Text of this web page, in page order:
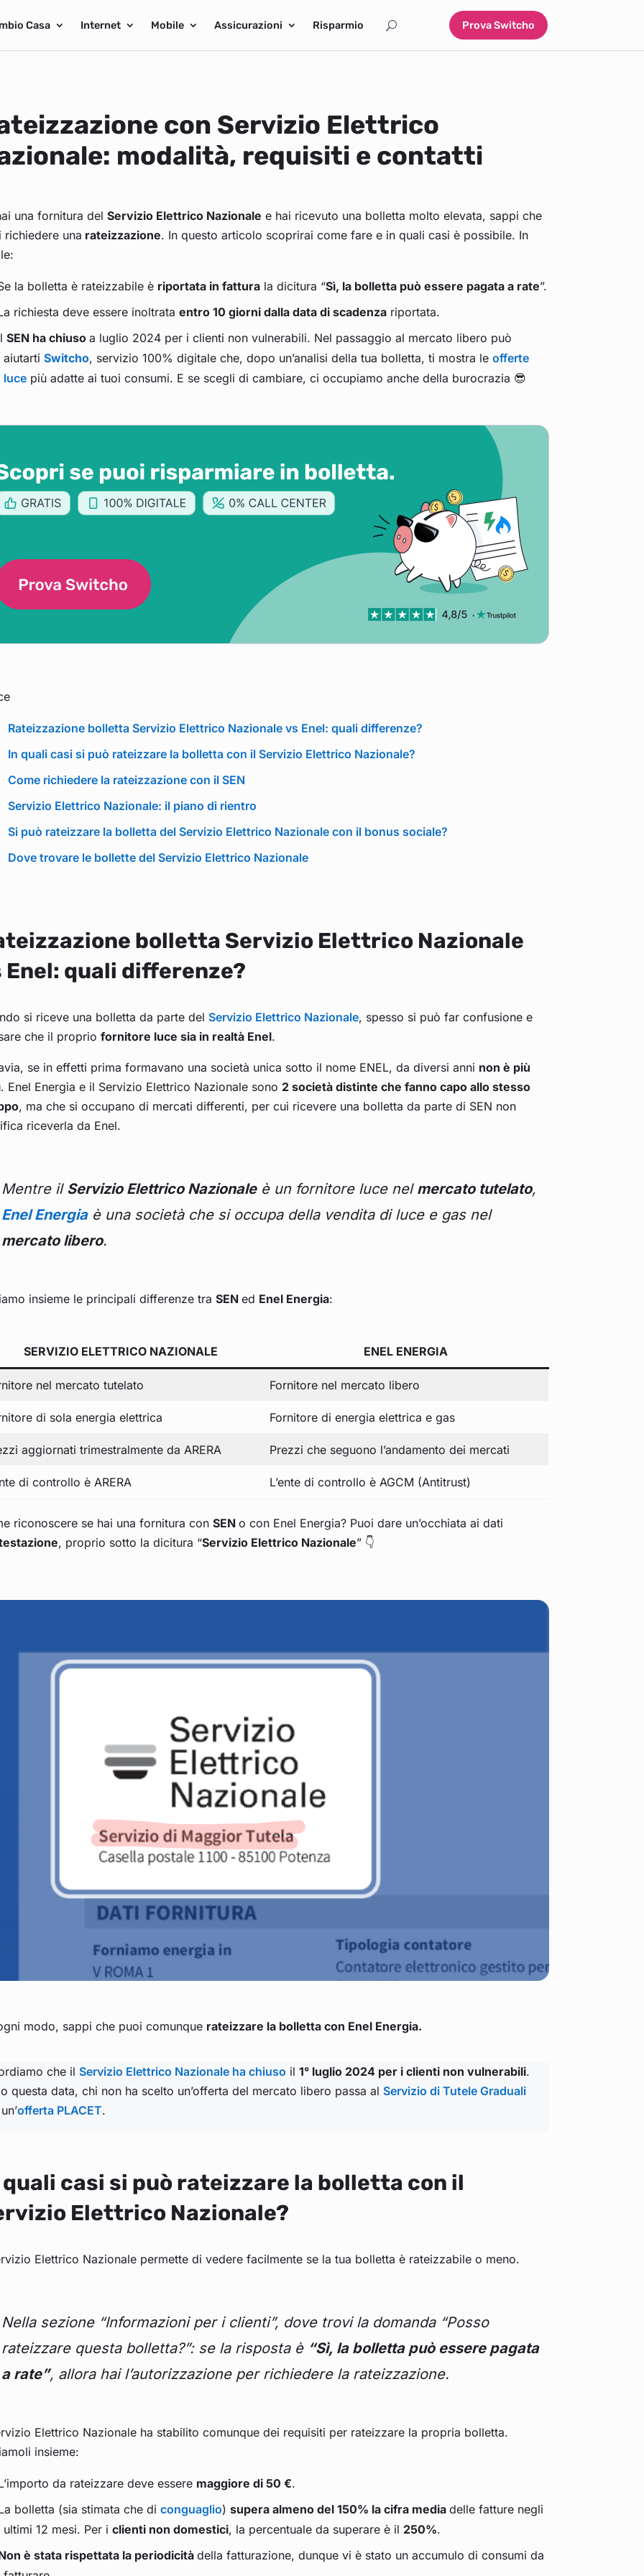
Casa Internet Mobile Assicurazioni Risparmio Prova Switcho
con Servizio Elettrico
modalità, requisiti e contatti
una fornitura del Servizio Elettrico Nazionale e hai ricevuto una bolletta molto elevata, sappi che
richiedere una rateizzazione. In questo articolo scoprirai come fare e in quali casi è possibile. In
la bolletta è rateizzabile è riportata in fattura la dicitura “Sì, la bolletta può essere pagata a rate”.
richiesta deve essere inoltrataentro 10 giorni dalla data di scadenza riportata.
SEN ha chiusoa luglio 2024 per i clienti non vulnerabili. Nel passaggio al mercato libero può
aiutarti Switcho, servizio 100% digitale che, dopo un’analisi della tua bolletta, ti mostra le offerte
lucepiù adatte ai tuoi consumi. E se scegli di cambiare, ci occupiamo anche della burocrazia 😎
Rateizzazione bolletta Servizio Elettrico Nazionale vs Enel: quali differenze?
In quali casi si può rateizzare la bolletta con il Servizio Elettrico Nazionale?
Come richiedere la rateizzazione con il SEN
Servizio Elettrico Nazionale: il piano di rientro
Si può rateizzare la bolletta del Servizio Elettrico Nazionale con il bonus sociale?
Dove trovare le bollette del Servizio Elettrico Nazionale
bolletta Servizio Elettrico Nazionale
Enel: quali differenze?
si riceve una bolletta da parte del Servizio Elettrico Nazionale, spesso si può far confusione e
che il proprio fornitore luce sia in realtà Enel.
se in effetti prima formavano una società unica sotto il nome ENEL, da diversi anni non è più
. Enel Energia e il Servizio Elettrico Nazionale sono 2 società distinte che fanno capo allo stesso
, ma che si occupano di mercati differenti, per cui ricevere una bolletta da parte di SEN non
riceverla da Enel.
Mentre il Servizio Elettrico Nazionaleè un fornitore luce nel mercato tutelato,
Enel Energiaè una società che si occupa della vendita di luce e gas nel
mercato libero.
insieme le principali differenze tra SEN ed Enel Energia:
SERVIZIO ELETTRICO NAZIONALE ENEL ENERGIA
nel mercato tutelato Fornitore nel mercato libero
di sola energia elettrica Fornitore di energia elettrica e gas
aggiornati trimestralmente da ARERA Prezzi che seguono l’andamento dei mercati
di controllo è ARERA L’ente di controllo è AGCM (Antitrust)
riconoscere se hai una fornitura con SEN o con Enel Energia? Puoi dare un’occhiata ai dati
, proprio sotto la dicitura “Servizio Elettrico Nazionale” 👇
modo, sappi che puoi comunque rateizzare la bolletta con Enel Energia.
che il Servizio Elettrico Nazionale ha chiuso il 1° luglio 2024 per i clienti non vulnerabili.
questa data, chi non ha scelto un’offerta del mercato libero passa al Servizio di Tutele Graduali
offerta PLACET.
quali casi si può rateizzare la bolletta con il
Elettrico Nazionale?
Elettrico Nazionale permette di vedere facilmente se la tua bolletta è rateizzabile o meno.
Nella sezione “Informazioni per i clienti”, dove trovi la domanda “Posso
rateizzare questa bolletta?”: se la risposta è “Sì, la bolletta può essere pagata
a rate”, allora hai l’autorizzazione per richiedere la rateizzazione.
Elettrico Nazionale ha stabilito comunque dei requisiti per rateizzare la propria bolletta.
insieme:
da rateizzare deve essere maggiore di 50 €.
bolletta (sia stimata che diconguaglio)supera almeno del 150% la cifra mediadelle fatture negli
ultimi 12 mesi. Per i clienti non domestici, la percentuale da superare è il 250%.
è stata rispettata la periodicitàdella fatturazione, dunque vi è stato un accumulo di consumi da